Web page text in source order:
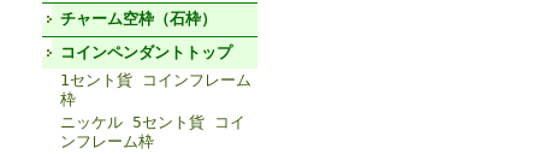
チャーム空枠（石枠）
コインペンダントトップ
1セント貨 コインフレーム
枠
ニッケル 5セント貨 コイ
ンフレーム枠